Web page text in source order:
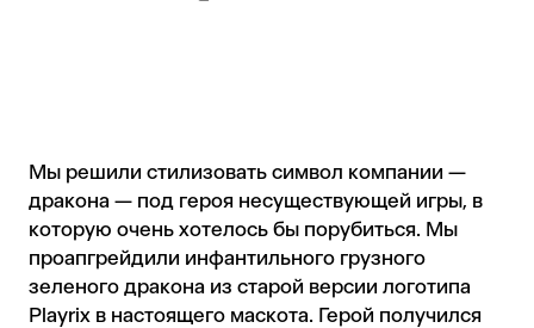
Мы решили стилизовать символ компании —
дракона — под героя несуществующей игры, в
которую очень хотелось бы порубиться. Мы
проапгрейдили инфантильного грузного
зеленого дракона из старой версии логотипа
Playrix в настоящего маскота. Герой получился